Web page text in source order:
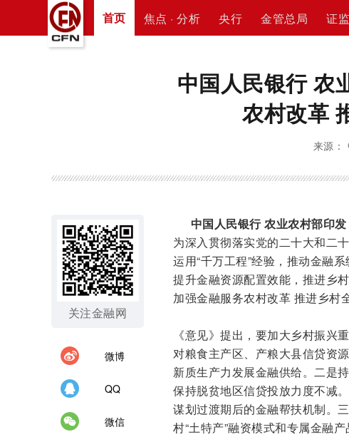
首页 焦点 · 分析 央行 金管总局 证
中国人民银行 农
农村改革
来源
关注金融网
微博
QQ
微信
中国人民银行 农业农村部印
为深入贯彻落实党的二十大和二
运用“千万工程”经验，推动金融
提升金融资源配置效能，推进乡
加强金融服务农村改革 推进乡村
《意见》提出，要加大乡村振兴
对粮食主产区、产粮大县信贷资
新质生产力发展金融供给。二是
保持脱贫地区信贷投放力度不减
谋划过渡期后的金融帮扶机制。
村“土特产”融资模式和专属金融